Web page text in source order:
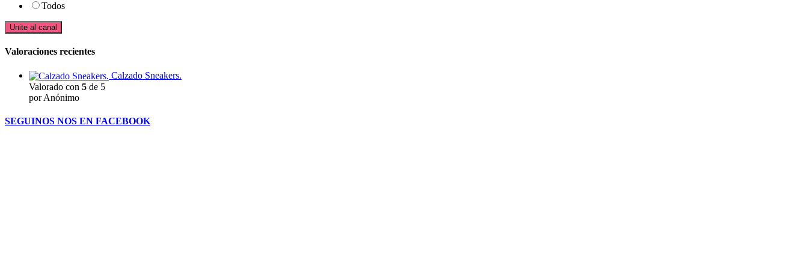
Todos
Unite al canal
Valoraciones recientes
Calzado Sneakers.
Valorado con 5 de 5
por Anónimo
SEGUINOS NOS EN FACEBOOK